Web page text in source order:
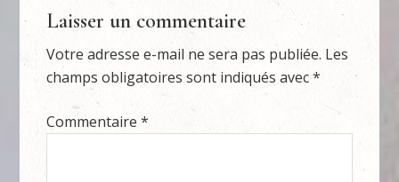
Laisser un commentaire
Votre adresse e-mail ne sera pas publiée. Les
champs obligatoires sont indiqués avec*
Commentaire*